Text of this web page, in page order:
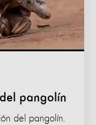
pangolín
del pangolín.